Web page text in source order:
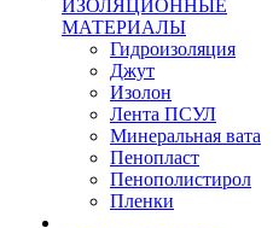
ИЗОЛЯЦИОННЫЕ
МАТЕРИАЛЫ
Гидроизоляция
Джут
Изолон
Лента ПСУЛ
Минеральная вата
Пенопласт
Пенополистирол
Пленки